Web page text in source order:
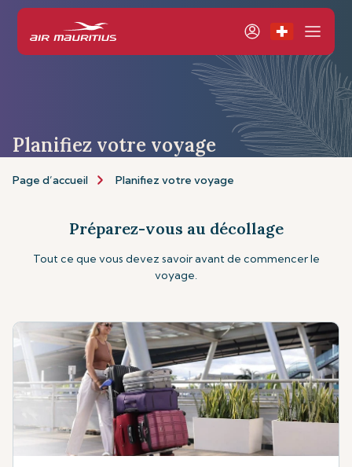
Planifiez votre voyage
Page d’accueil Planifiez votre voyage
Préparez-vous au décollage
Tout ce que vous devez savoir avant de commencer le
voyage.